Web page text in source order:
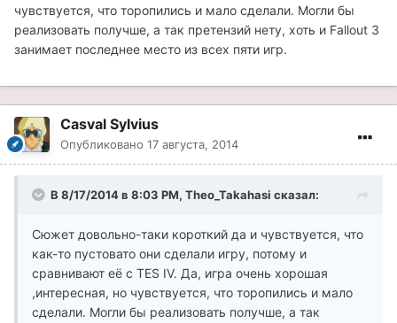
чувствуется, что торопились и мало сделали. Могли бы
реализовать получше, а так претензий нету, хоть и Fallout 3
занимает последнее место из всех пяти игр.
Casval Sylvius
Опубликовано 17 августа, 2014
В 8/17/2014 в 8:03 PM, Theo_Takahasi сказал:
Сюжет довольно-таки короткий да и чувствуется, что
как-то пустовато они сделали игру, потому и
сравнивают её с TES IV. Да, игра очень хорошая
,интересная, но чувствуется, что торопились и мало
сделали. Могли бы реализовать получше, а так